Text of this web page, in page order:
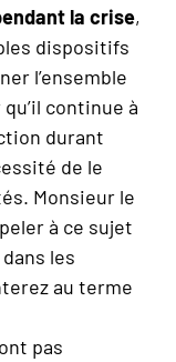
la crise,
dispositifs
l’ensemble
continue à
durant
de le
Monsieur le
à ce sujet
les
au terme
pas